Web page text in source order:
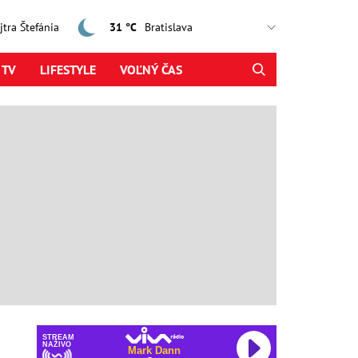
Štefánia 31 °C
LIFESTYLE VOĽNÝ ČAS
STREAM
NAŽIVO
Mark Dann